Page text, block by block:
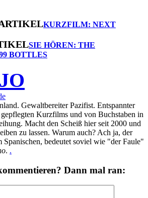
KURZFILM: NEXT
SIE HÖREN: THE
BOTTLES
Gewaltbereiter Pazifist. Entspannter
Kurzfilms und von Buchstaben in
Macht den Scheiß hier seit 2000 und
zu lassen. Warum auch? Ach ja, der
Spanischen, bedeutet soviel wie "der Faule"
. .
Dann mal ran: